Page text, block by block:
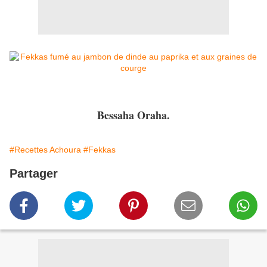
Bessaha Oraha.
#Recettes Achoura #Fekkas
Partager